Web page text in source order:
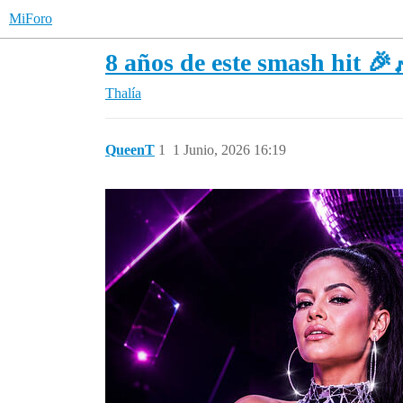
MiForo
8 años de este smash hit
Thalía
QueenT 1 Junio, 2026 16:19
1